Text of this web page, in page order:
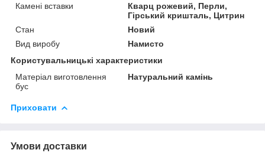
Камені вставки
Кварц рожевий, Перли,
Гірський кришталь, Цитрин
Стан
Новий
Вид виробу
Намисто
Користувальницькі характеристики
Матеріал виготовлення
бус
Натуральний камінь
Приховати
Умови доставки